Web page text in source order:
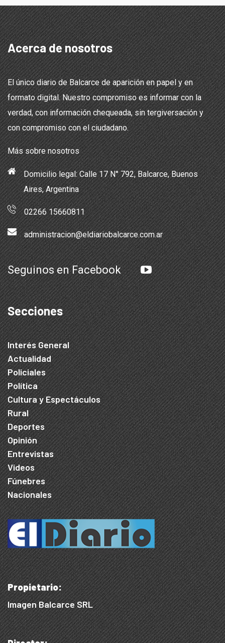
Acerca de nosotros
El único diario de Balcarce de aparición en papel y en
formato digital. Nuestro compromiso es informar con la
verdad, con información chequeada, sin tergiversación y
con compromiso con el ciudadano.
Más sobre nosotros
Domicilio legal: Calle 17 N° 792, Balcarce, Buenos
Aires, Argentina
02266 15660811
administracion@eldiariobalcarce.com.ar
Seguinos en Facebook
Secciones
Interés General
Actualidad
Policiales
Política
Cultura y Espectáculos
Rural
Deportes
Opinión
Entrevistas
Videos
Fúnebres
Nacionales
Propietario:
Imagen Balcarce SRL